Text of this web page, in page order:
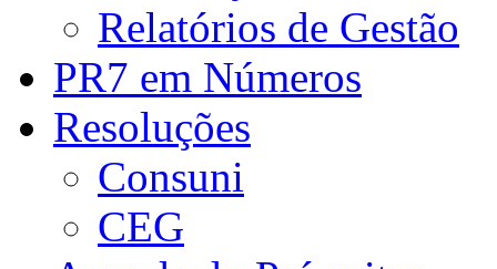
Relatórios de Gestão
PR7 em Números
Resoluções
Consuni
CEG